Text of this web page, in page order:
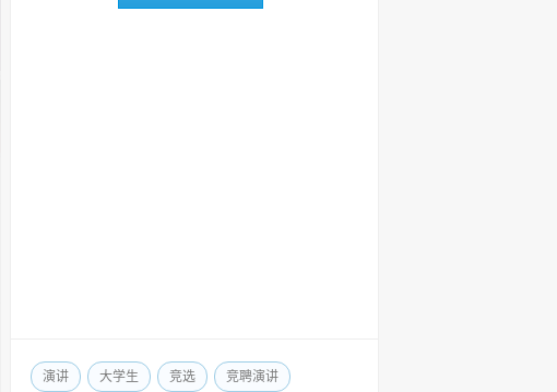
演讲 大学生 竞选 竞聘演讲